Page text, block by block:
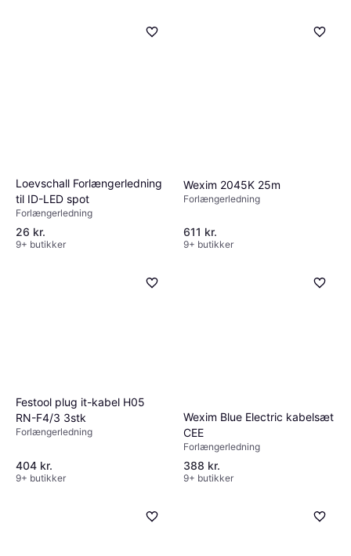
Loevschall Forlængerledning
til ID-LED spot
Forlængerledning
26 kr.
9+ butikker
Wexim 2045K 25m
Forlængerledning
611 kr.
9+ butikker
Festool plug it-kabel H05
RN-F4/3 3stk
Forlængerledning
404 kr.
9+ butikker
Wexim Blue Electric kabelsæt
CEE
Forlængerledning
388 kr.
9+ butikker